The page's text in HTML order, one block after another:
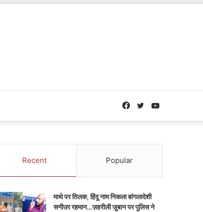
YouTube
Twitter
Facebook
Recent Popular
माथे पर तिलक, हिंदू नाम निकला बांगलादेशी
सनीउर रहमान…ज़हरीली जु़बान पर पुलिस ने